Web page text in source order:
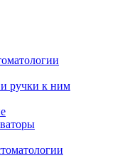
и ручки к ним